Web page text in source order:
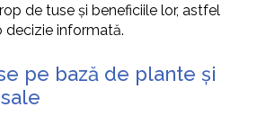
de tuse și beneficiile lor, astfel
decizie informată.
pe bază de plante și